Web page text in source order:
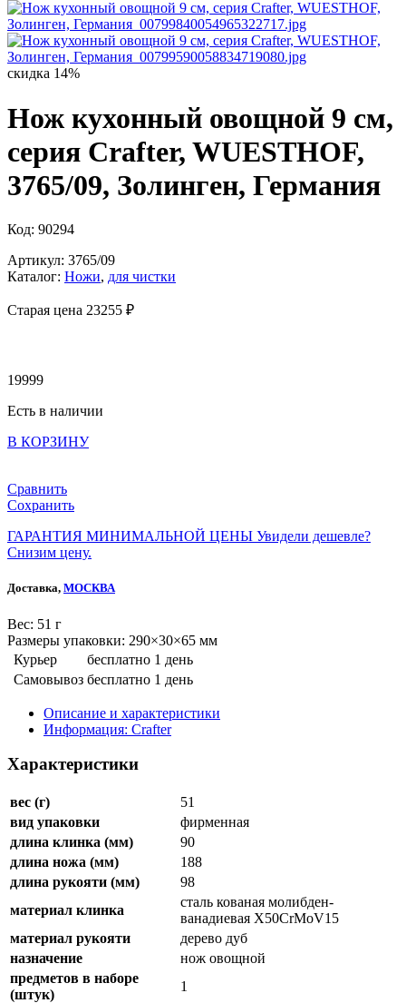
скидка 14%
Нож кухонный овощной 9 см,
серия Crafter, WUESTHOF,
3765/09, Золинген, Германия
Код: 90294
Артикул: 3765/09
Каталог: Ножи, для чистки
Старая цена 23255 ₽
19999
Есть в наличии
В КОРЗИНУ
Сравнить
Сохранить
ГАРАНТИЯ МИНИМАЛЬНОЙ ЦЕНЫ Увидели дешевле?
Снизим цену.
Доставка, МОСКВА
Веc: 51 г
Размеры упаковки: 290×30×65 мм
Курьер
бесплатно 1 день
Самовывоз бесплатно 1 день
Описание и характеристики
Информация: Crafter
Характеристики
вес (г)
51
вид упаковки
фирменная
длина клинка (мм)
90
длина ножа (мм)
188
длина рукояти (мм)
98
материал клинка
сталь кованая молибден-
ванадиевая X50CrMoV15
материал рукояти
дерево дуб
назначение
нож овощной
предметов в наборе
(штук)
1